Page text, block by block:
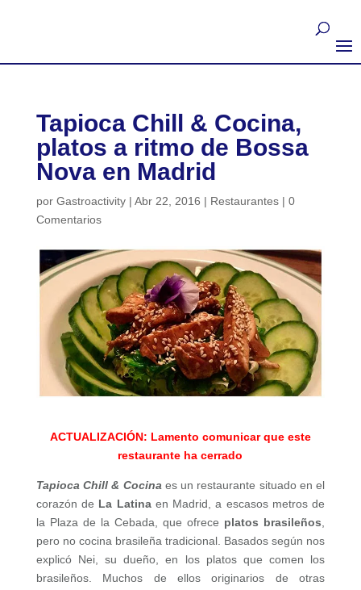
Tapioca Chill & Cocina,
platos a ritmo de Bossa
Nova en Madrid
por Gastroactivity| Abr 22, 2016 | Restaurantes| 0
Comentarios
ACTUALIZACIÓN: Lamento comunicar que este
restaurante ha cerrado
Tapioca Chill & Cocina es un restaurante situado en el
corazón de La Latinaen Madrid, a escasos metros de
la Plaza de la Cebada, que ofrece platos brasileños
pero no cocina brasileña tradicional. Basados según nos
explicó Nei, su dueño, en los platos que comen los
brasileños. Muchos de ellos originarios de otras